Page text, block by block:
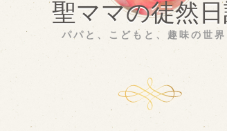
聖ママの徒然
パパと、こどもと、趣味の世